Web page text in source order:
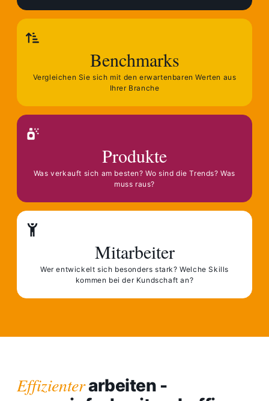
Benchmarks
Vergleichen Sie sich mit den erwartenbaren Werten aus
Ihrer Branche
Produkte
Was verkauft sich am besten? Wo sind die Trends? Was
muss raus?
Mitarbeiter
Wer entwickelt sich besonders stark? Welche Skills
kommen bei der Kundschaft an?
Effizienterarbeiten -